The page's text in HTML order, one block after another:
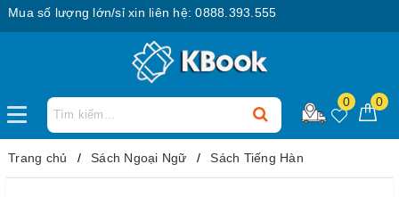
số lượng lớn/sỉ xin liên hệ: 0888.393.555
0 0
Trang chủ Sách Ngoại Ngữ Sách Tiếng Hàn